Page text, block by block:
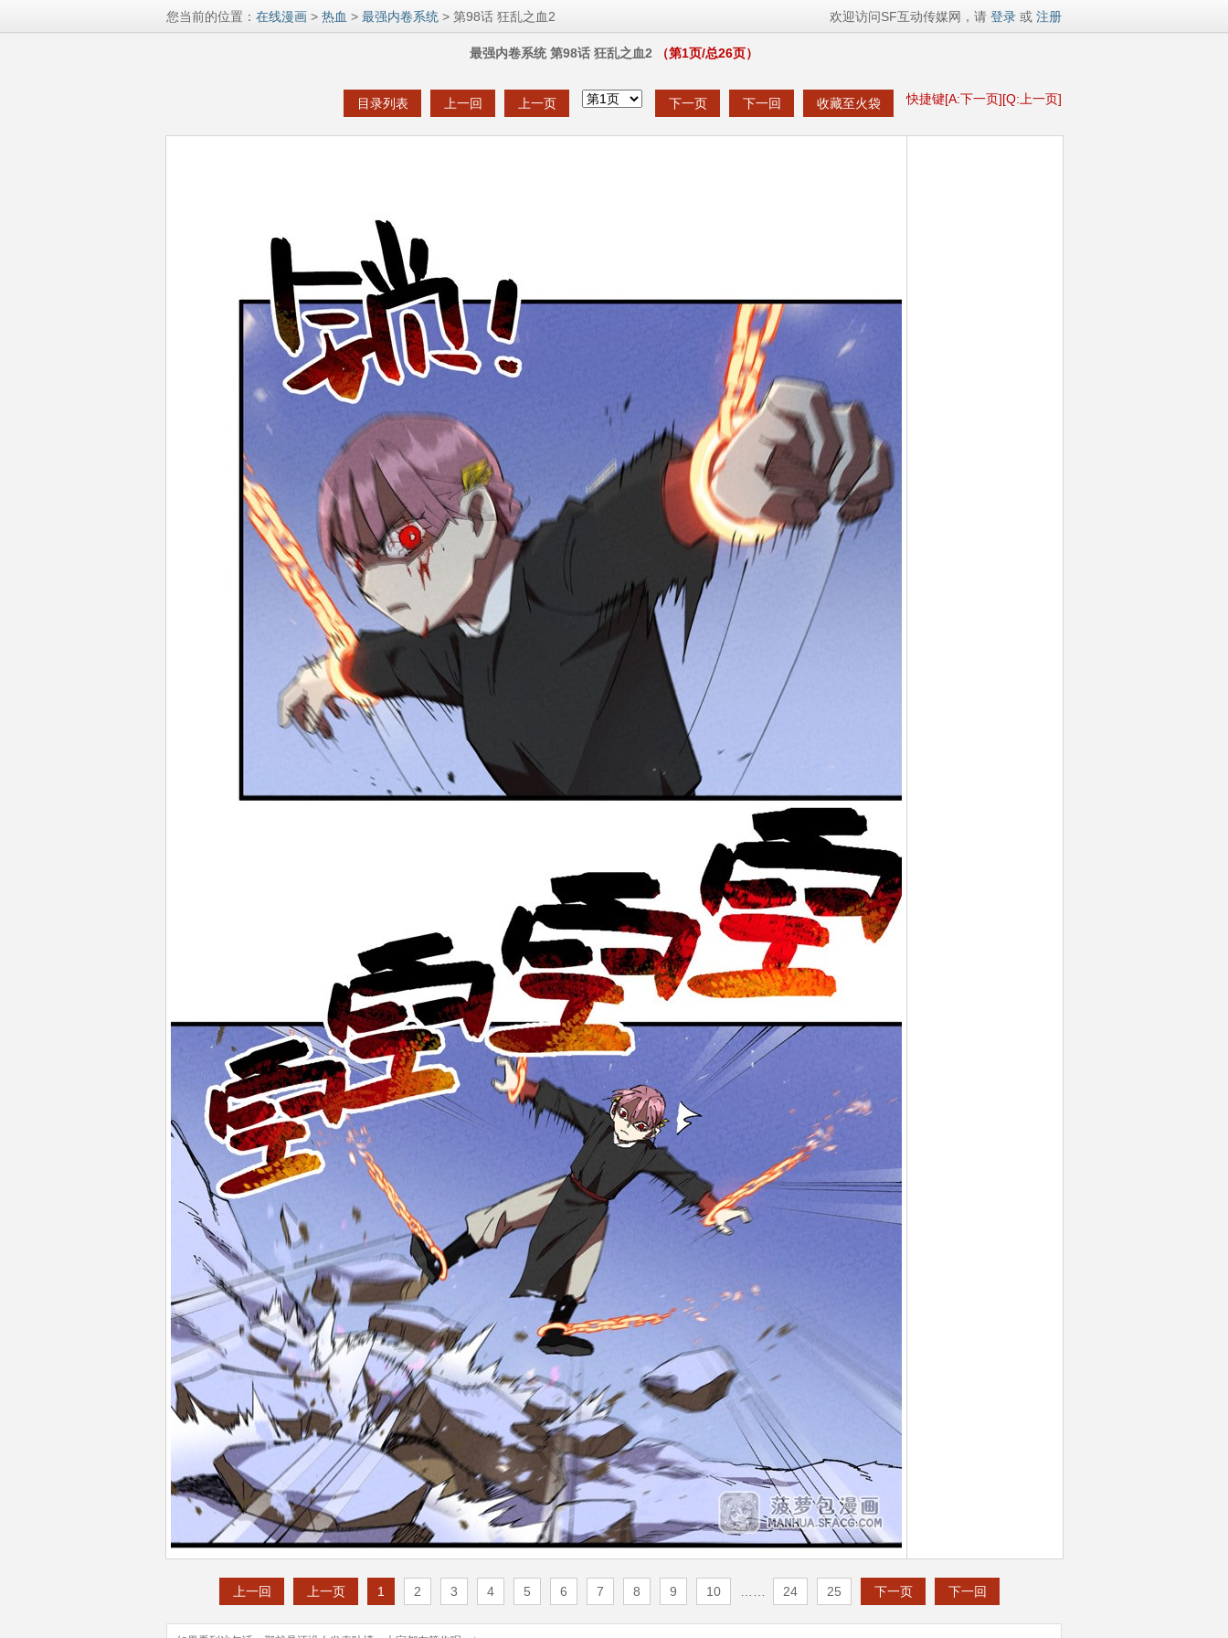
您当前的位置： 在线漫画 > 热血 > 最强内卷系统 > 第98话 狂乱之血2 欢迎访问SF互动传媒网，请 登录 或 注册
最强内卷系统 第98话 狂乱之血2 （第1页/总26页）
目录列表 上一回 上一页 下一页 下一回 收藏至火袋 快捷键[A:下一页][Q:上一页]
上一回 上一页 1 2 3 4 5 6 7 8 9 10 24 25 下一页 下一回